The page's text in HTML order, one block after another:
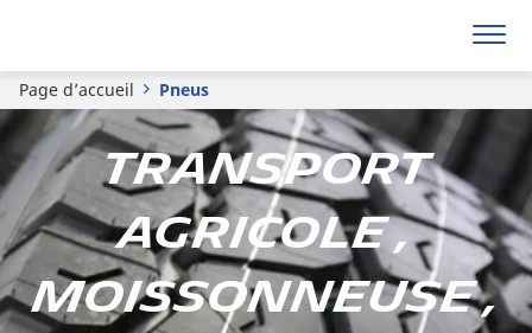
Page d’accueil Pneus
Transport
agricole ,
Moissonneuse ,